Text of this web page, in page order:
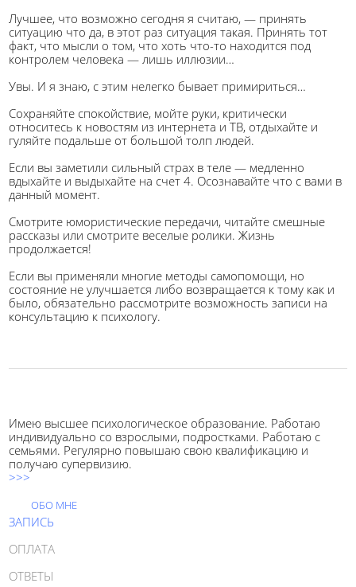
Лучшее, что возможно сегодня я считаю, — принять
ситуацию что да, в этот раз ситуация такая. Принять тот
факт, что мысли о том, что хоть что-то находится под
контролем человека — лишь иллюзии…
Увы. И я знаю, с этим нелегко бывает примириться…
Сохраняйте спокойствие, мойте руки, критически
относитесь к новостям из интернета и ТВ, отдыхайте и
гуляйте подальше от большой толп людей.
Если вы заметили сильный страх в теле — медленно
вдыхайте и выдыхайте на счет 4. Осознавайте что с вами в
данный момент.
Смотрите юмористические передачи, читайте смешные
рассказы или смотрите веселые ролики. Жизнь
продолжается!
Если вы применяли многие методы самопомощи, но
состояние не улучшается либо возвращается к тому как и
было, обязательно рассмотрите возможность записи на
консультацию к психологу.
Имею высшее психологическое образование. Работаю
индивидуально со взрослыми, подростками. Работаю с
семьями. Регулярно повышаю свою квалификацию и
получаю супервизию.
>>>
ОБО МНЕ
ЗАПИСЬ
ОПЛАТА
ОТВЕТЫ